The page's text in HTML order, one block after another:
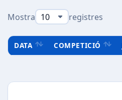
Mostra registres
DATA COMPETICIÓ